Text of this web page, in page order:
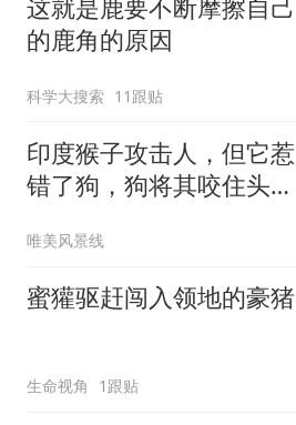
这就是鹿要不断摩擦自己
的鹿角的原因
科学大搜索 11跟贴
印度猴子攻击人，但它惹
错了狗，狗将其咬住头部
唯美风景线
蜜獾驱赶闯入领地的豪猪
生命视角 1跟贴